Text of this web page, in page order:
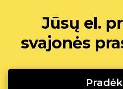
Jūsų el.
svajonės